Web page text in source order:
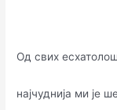
Од свих
најчуднија ми је